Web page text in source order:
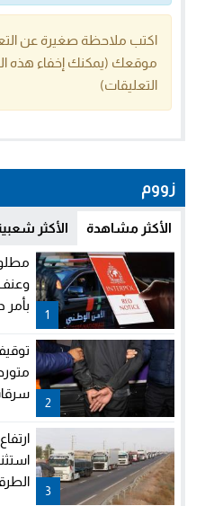
اكتب ملاحظة صغيرة عن
موقعك (يمكنك إخفاء هذه
التعليقات)
زووم
الأكثر مشاهدة الأكثر
1
بأمر
2
3